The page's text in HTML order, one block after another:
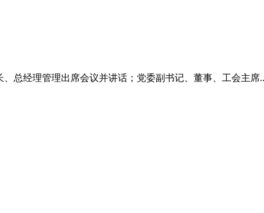
总经理管理出席会议并讲话；党委副书记、董事、工会主席